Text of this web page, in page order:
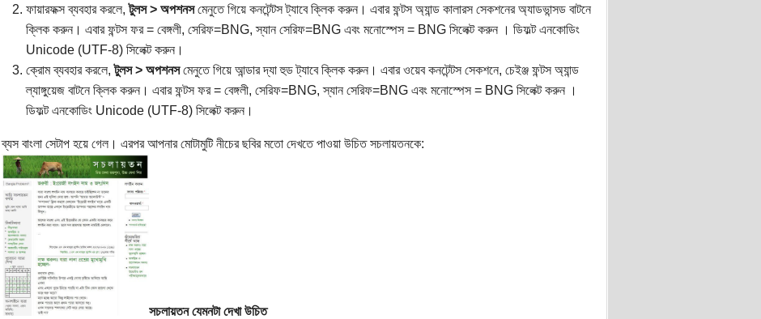
ফায়ারফক্স ব্যবহার করলে,টুলস > অপশনসমেনুতে গিয়ে কনটেন্টস ট্যাবে ক্লিক করুন। এবার ফন্টস অ্যান্ড কালারস সেকশনের অ্যাডভান্সড বাটনে
ক্লিক করুন। এবার ফন্টস ফর = বেঙ্গলী, সেরিফ=BNG, স্যান সেরিফ=BNG এবং মনোস্পেস = BNG সিলেক্ট করুন । ডিফল্ট এনকোডিং
Unicode (UTF-8) সিলেক্ট করুন।
ক্রোম ব্যবহার করলে,টুলস > অপশনসমেনুতে গিয়ে আন্ডার দ্যা হুড ট্যাবে ক্লিক করুন। এবার ওয়েব কনটেন্টস সেকশনে, চেইঞ্জ ফন্টস অ্যান্ড
ল্যাঙ্গুয়েজ বাটনে ক্লিক করুন। এবার ফন্টস ফর = বেঙ্গলী, সেরিফ=BNG, স্যান সেরিফ=BNG এবং মনোস্পেস = BNG সিলেক্ট করুন ।
ডিফল্ট এনকোডিং Unicode (UTF-8) সিলেক্ট করুন।
ব্যস বাংলা সেটাপ হয়ে গেল। এরপর আপনার মোটামুটি নীচের ছবির মতো দেখতে পাওয়া উচিত সচলায়তনকে:
সচলায়তন যেমনটা দেখা উচিত